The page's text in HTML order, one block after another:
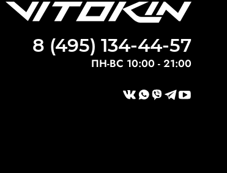
8 (495) 134-44-57
ПН-ВС 10:00 - 21:00